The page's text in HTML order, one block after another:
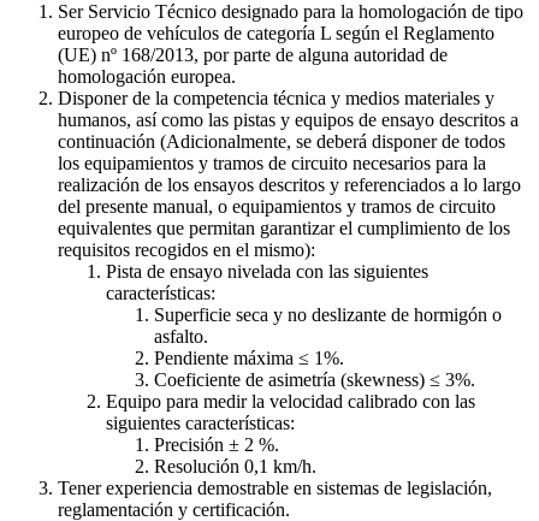
Ser Servicio Técnico designado para la homologación de tipo
europeo de vehículos de categoría L según el Reglamento
(UE) nº 168/2013, por parte de alguna autoridad de
homologación europea.
Disponer de la competencia técnica y medios materiales y
humanos, así como las pistas y equipos de ensayo descritos a
continuación (Adicionalmente, se deberá disponer de todos
los equipamientos y tramos de circuito necesarios para la
realización de los ensayos descritos y referenciados a lo largo
del presente manual, o equipamientos y tramos de circuito
equivalentes que permitan garantizar el cumplimiento de los
requisitos recogidos en el mismo):
Pista de ensayo nivelada con las siguientes
características:
Superficie seca y no deslizante de hormigón o
asfalto.
Pendiente máxima ≤ 1%.
Coeficiente de asimetría (skewness) ≤ 3%.
Equipo para medir la velocidad calibrado con las
siguientes características:
Precisión ± 2 %.
Resolución 0,1 km/h.
Tener experiencia demostrable en sistemas de legislación,
reglamentación y certificación.